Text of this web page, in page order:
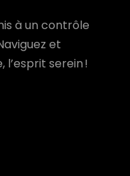
à un contrôle
et
serein !